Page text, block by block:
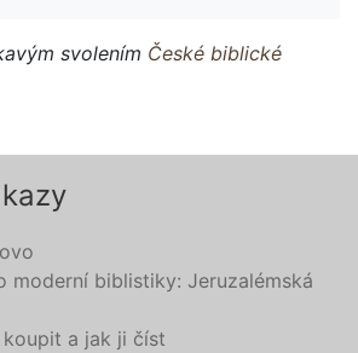
svolením České biblické
moderní biblistiky: Jeruzalémská
a jak ji číst